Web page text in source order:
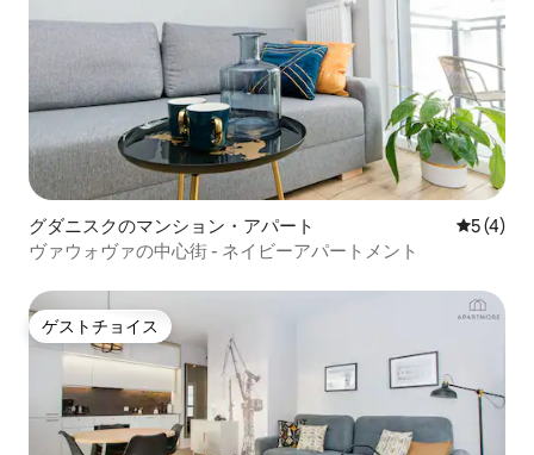
グダニスクのマンション・アパート レビュー
5 (4)
ヴァウォヴァの中心街 - ネイビーアパートメント
ゲストチョイス
ゲストチョイス